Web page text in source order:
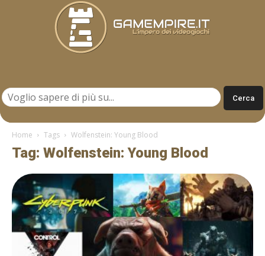
Home Tags Wolfenstein: Young Blood
Tag: Wolfenstein: Young Blood